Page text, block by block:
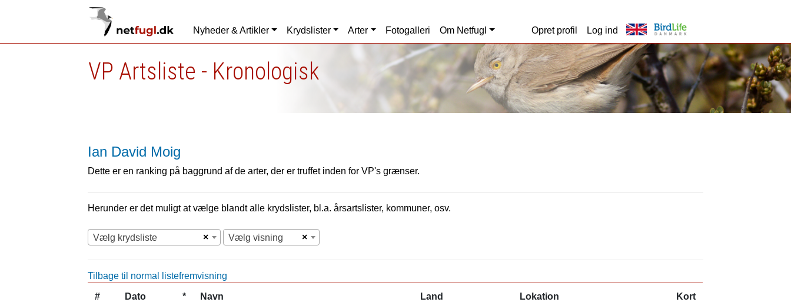
Nyheder & Artikler Krydslister Arter Fotogalleri Om Netfugl Opret profil Log ind
VP Artsliste - Kronologisk
Ian David Moig
Dette er en ranking på baggrund af de arter, der er truffet inden for VP's grænser.
Herunder er det muligt at vælge blandt alle krydslister, bl.a. årsartslister, kommuner, osv.
×
Vælg krydsliste ×
Vælg visning
Tilbage til normal listefremvisning
# Dato * Navn Land Lokation Kort